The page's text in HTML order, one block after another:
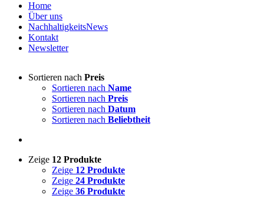
Home
Über uns
NachhaltigkeitsNews
Kontakt
Newsletter
Sortieren nach Preis
Sortieren nach Name
Sortieren nach Preis
Sortieren nach Datum
Sortieren nach Beliebtheit
Zeige 12 Produkte
Zeige 12 Produkte
Zeige 24 Produkte
Zeige 36 Produkte